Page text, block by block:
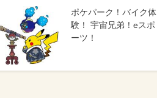
ポケパーク！バイク体
験！ 宇宙兄弟！eスポ
ーツ！